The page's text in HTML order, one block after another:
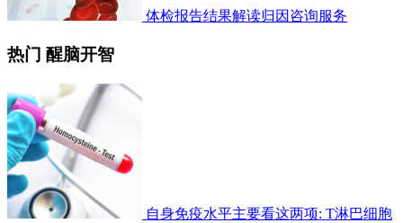
体检报告结果解读归因咨询服务
热门 醒脑开智
自身免疫水平主要看这两项: T淋巴细胞